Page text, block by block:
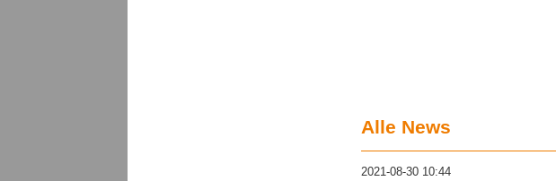
Alle News
2021-08-30 10:44